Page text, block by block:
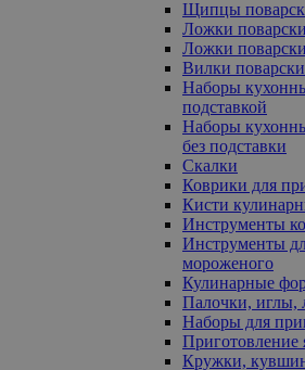
Щипцы
Ложки
Ложки
Вилки
Наборы
подставкой
Наборы
без подставки
Скалки
Коврики для
Кисти
Инструменты
Инструменты
мороженого
Кулинарные
Палочки, иглы,
Наборы для
Приготовление
Кружки,